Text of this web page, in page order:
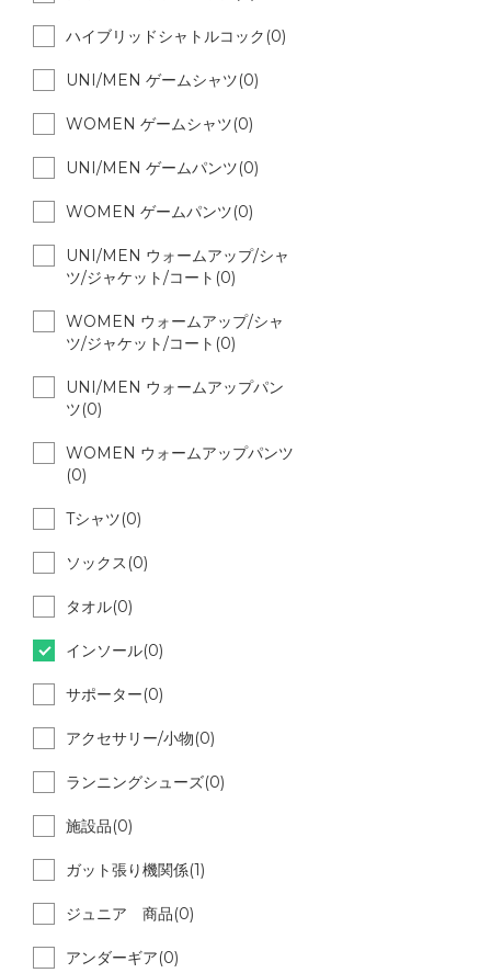
ハイブリッドシャトルコック(0)
UNI/MEN ゲームシャツ(0)
WOMEN ゲームシャツ(0)
UNI/MEN ゲームパンツ(0)
WOMEN ゲームパンツ(0)
UNI/MEN ウォームアップ/シャ
ツ/ジャケット/コート(0)
WOMEN ウォームアップ/シャ
ツ/ジャケット/コート(0)
UNI/MEN ウォームアップパン
ツ(0)
WOMEN ウォームアップパンツ
(0)
Tシャツ(0)
ソックス(0)
タオル(0)
インソール(0)
サポーター(0)
アクセサリー/小物(0)
ランニングシューズ(0)
施設品(0)
ガット張り機関係(1)
ジュニア 商品(0)
アンダーギア(0)